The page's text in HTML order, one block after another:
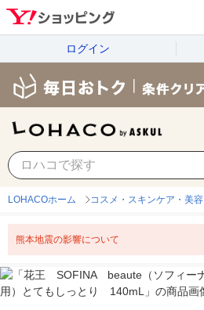
ログイン
LOHACOホーム コスメ・スキンケア・美容
熊本地震の影響について